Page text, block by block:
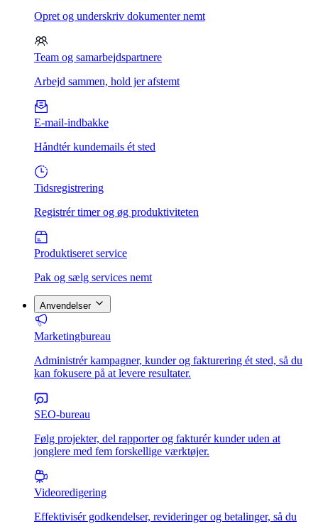
Opret og underskriv dokumenter nemt
Team og samarbejdspartnere
Arbejd sammen, hold jer afstemt
E-mail-indbakke
Håndtér kundemails ét sted
Tidsregistrering
Registrér timer og øg produktiviteten
Produktiseret service
Pak og sælg services nemt
Anvendelser
Marketingbureau
Administrér kampagner, kunder og fakturering ét sted, så du
kan fokusere på at levere resultater.
SEO-bureau
Følg projekter, del rapporter og fakturér kunder uden at
jonglere med fem forskellige værktøjer.
Videoredigering
Effektivisér godkendelser, revideringer og betalinger, så du